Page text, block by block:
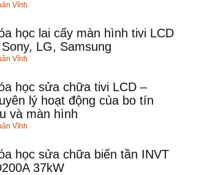
Vĩnh
học lai cấy màn hình tivi LCD
LG, Samsung
Vĩnh
học sửa chữa tivi LCD –
lý hoạt động của bo tín
và màn hình
Vĩnh
học sửa chữa biến tần INVT
37kW